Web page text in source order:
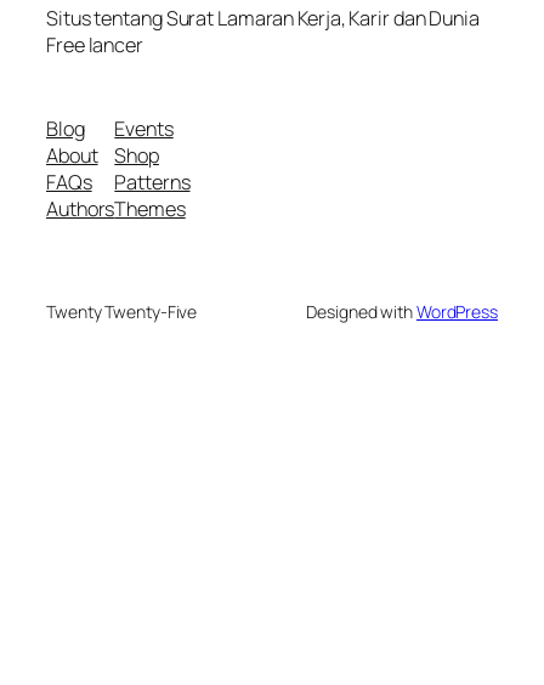
Situs tentang Surat Lamaran Kerja, Karir dan Dunia
Free lancer
Blog
About
FAQs
Authors
Events
Shop
Patterns
Themes
Twenty Twenty-Five Designed withWordPress